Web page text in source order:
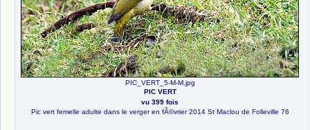
PIC_VERT_5-M-M.jpg
PIC VERT
vu 399 fois
Pic vert femelle adulte dans le verger en fÃ©vrier 2014 St Maclou de Folleville 76